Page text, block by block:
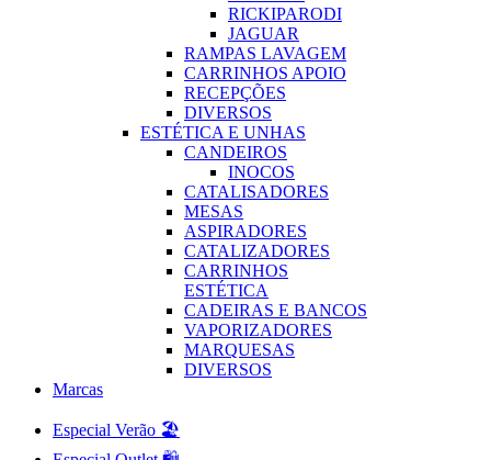
RICKIPARODI
JAGUAR
RAMPAS LAVAGEM
CARRINHOS APOIO
RECEPÇÕES
DIVERSOS
ESTÉTICA E UNHAS
CANDEIROS
INOCOS
CATALISADORES
MESAS
ASPIRADORES
CATALIZADORES
CARRINHOS
ESTÉTICA
CADEIRAS E BANCOS
VAPORIZADORES
MARQUESAS
DIVERSOS
Marcas
Especial Verão 🏖️